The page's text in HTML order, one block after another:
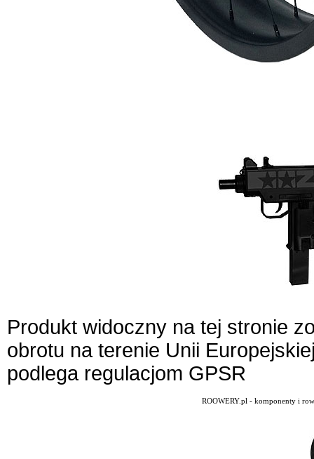
Produkt widoczny na tej stronie
obrotu na terenie Unii
podlega regulacjom GPSR
ROOWERY.pl - komponenty i